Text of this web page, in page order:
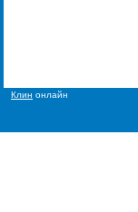
Клин онлайн